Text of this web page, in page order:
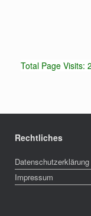
Total Page Visits:
Rechtliches
Datenschutzerklärung
Impressum